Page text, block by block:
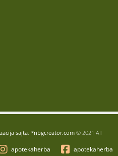
sajta: *nbgcreator.com © 2021 All
apotekaherba apotekaherba